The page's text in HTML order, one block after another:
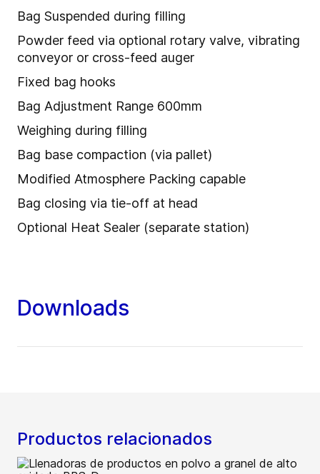
Bag Suspended during filling
Powder feed via optional rotary valve, vibrating
conveyor or cross-feed auger
Fixed bag hooks
Bag Adjustment Range 600mm
Weighing during filling
Bag base compaction (via pallet)
Modified Atmosphere Packing capable
Bag closing via tie-off at head
Optional Heat Sealer (separate station)
Downloads
Productos relacionados